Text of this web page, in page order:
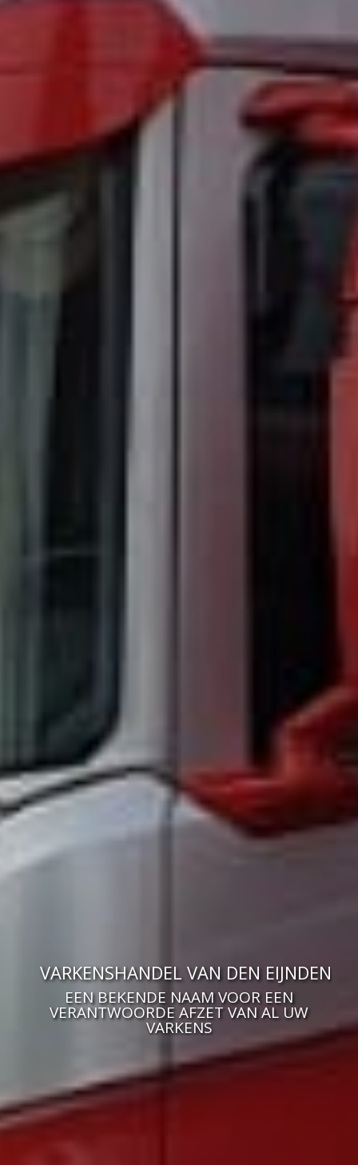
VARKENSHANDEL VAN DEN EIJNDEN
EEN BEKENDE NAAM VOOR EEN
VERANTWOORDE AFZET VAN AL UW
VARKENS